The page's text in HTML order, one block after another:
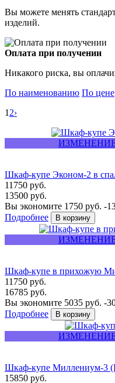
Вы можете менять
изделий.
Оплата при получении
Никакого риска, вы
По наименованию По цене
1 2›
Шкаф-купе Эконом-2 в
11750 руб.
13500 руб.
Вы экономите 1750 руб. -
Подробнее
Шкаф-купе в прихожую
11750 руб.
16785 руб.
Вы экономите 5035 руб. -
Подробнее
Шкаф-купе Миллениум-3
15850 руб.